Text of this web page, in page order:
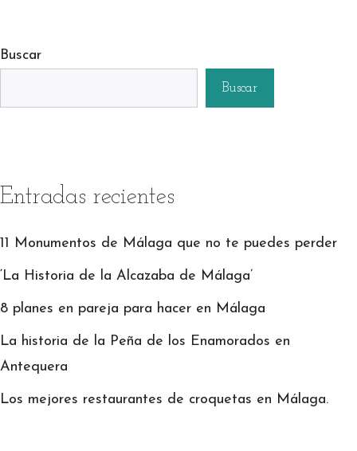
Buscar
Buscar
Entradas recientes
11 Monumentos de Málaga que no te puedes perder
‘La Historia de la Alcazaba de Málaga’
8 planes en pareja para hacer en Málaga
La historia de la Peña de los Enamorados en
Antequera
Los mejores restaurantes de croquetas en Málaga.